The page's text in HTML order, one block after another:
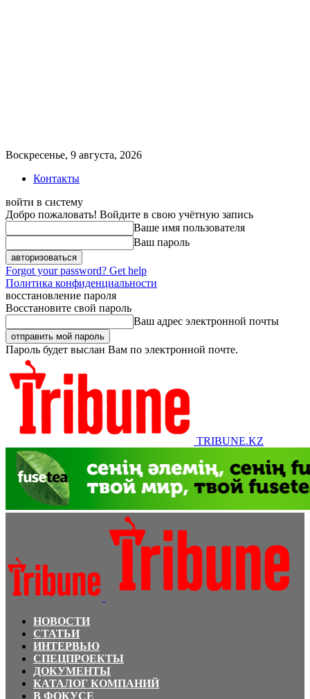
Воскресенье, 9 августа, 2026
Контакты
войти в систему
Добро пожаловать! Войдите в свою учётную запись
Ваше имя пользователя
Ваш пароль
Forgot your password? Get help
Политика конфиденциальности
восстановление пароля
Восстановите свой пароль
Ваш адрес электронной почты
Пароль будет выслан Вам по электронной почте.
TRIBUNE.KZ
НОВОСТИ
СТАТЬИ
ИНТЕРВЬЮ
СПЕЦПРОЕКТЫ
ДОКУМЕНТЫ
КАТАЛОГ КОМПАНИЙ
В ФОКУСЕ